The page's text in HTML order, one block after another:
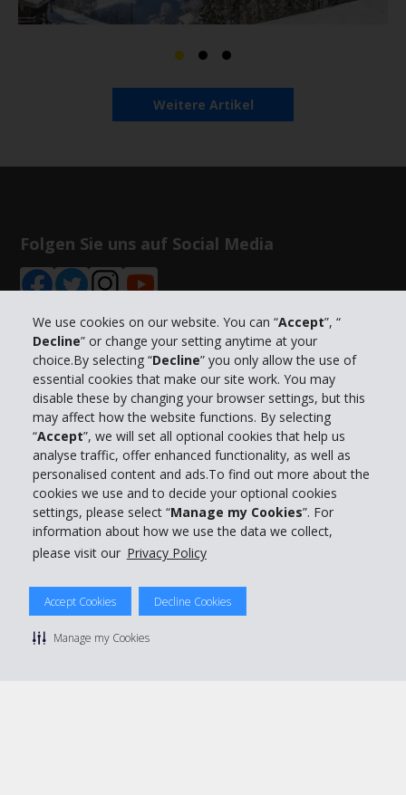
We use cookies on our website. You can “Accept”, “
Decline” or change your setting anytime at your
choice.By selecting “Decline” you only allow the use of
essential cookies that make our site work. You may
disable these by changing your browser settings, but this
may affect how the website functions. By selecting
“Accept”, we will set all optional cookies that help us
analyse traffic, offer enhanced functionality, as well as
personalised content and ads.To find out more about the
cookies we use and to decide your optional cookies
settings, please select “Manage my Cookies”. For
information about how we use the data we collect,
please visit our Privacy Policy
Accept Cookies Decline Cookies
Manage my Cookies
Weitere Artikel
Folgen Sie uns auf Social Media
Unternehmensinformation
Partner
Kundenservice
Mieten bei Hertz
© 2026 The Hertz System, Inc.
Datenschutzrichtlinie
Sitemap Cookies verwalten